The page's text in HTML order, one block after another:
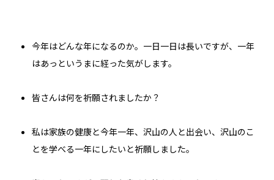
今年はどんな年になるのか。一日一日は長いですが、一年
はあっというまに経った気がします。
皆さんは何を祈願されましたか？
私は家族の健康と今年一年、沢山の人と出会い、沢山のこ
とを学べる一年にしたいと祈願しました。